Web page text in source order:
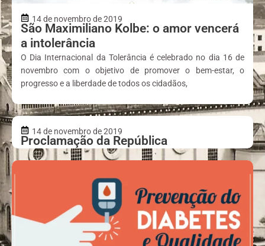
14 de novembro de 2019
São Maximiliano Kolbe: o amor vencerá
a intolerância
O Dia Internacional da Tolerância é celebrado no dia 16 de
novembro com o objetivo de promover o bem-estar, o
progresso e a liberdade de todos os cidadãos,
14 de novembro de 2019
Proclamação da República